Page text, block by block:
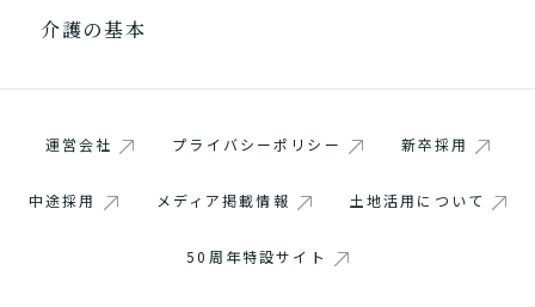
介護の基本
運営会社 プライバシーポリシー 新卒採用
中途採用 メディア掲載情報 土地活用について
50周年特設サイト